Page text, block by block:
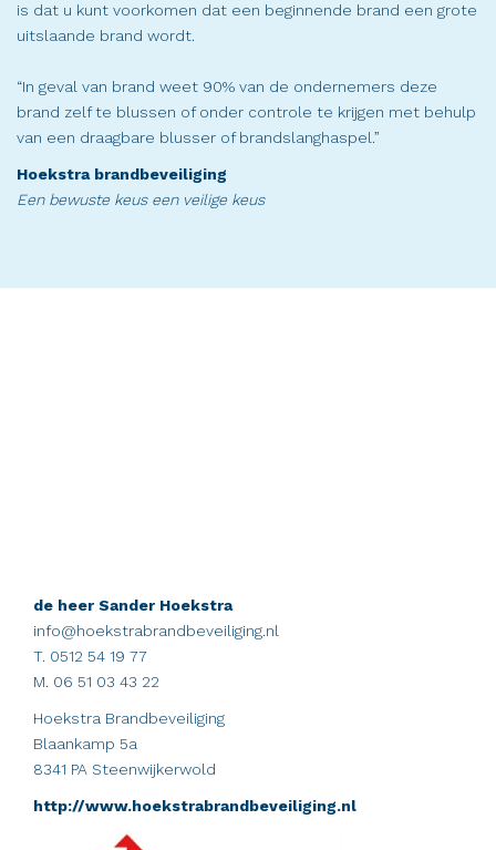
is dat u kunt voorkomen dat een beginnende brand een grote
uitslaande brand wordt.
“In geval van brand weet 90% van de ondernemers deze
brand zelf te blussen of onder controle te krijgen met behulp
van een draagbare blusser of brandslanghaspel.”
Hoekstra brandbeveiliging
Een bewuste keus een veilige keus
de heer Sander Hoekstra
info@hoekstrabrandbeveiliging.nl
T. 0512 54 19 77
M. 06 51 03 43 22
Hoekstra Brandbeveiliging
Blaankamp 5a
8341 PA Steenwijkerwold
http://www.hoekstrabrandbeveiliging.nl